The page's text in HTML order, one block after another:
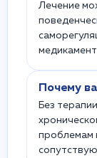
Лечение
Почему
Без
проблемам